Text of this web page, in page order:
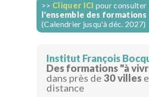
>> Cliquer ICI pour consulter
l'ensemble des formations
(Calendrier jusqu'à déc. 2027)
Institut François
Des formations "à
dans près de 30 villes
distance